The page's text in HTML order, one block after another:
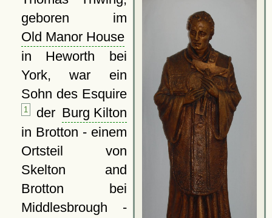
geboren im
Old Manor House
in Heworth bei
York, war ein
Sohn des Esquire
1 der Burg Kilton
in Brotton - einem
Ortsteil von
Skelton and
Brotton bei
Middlesbrough -